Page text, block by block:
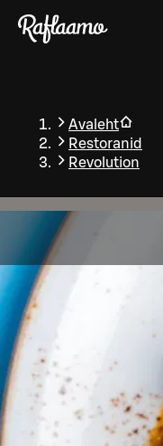
Liigu peamise sisu juurde
Avaleht
Restoranid
Revolution